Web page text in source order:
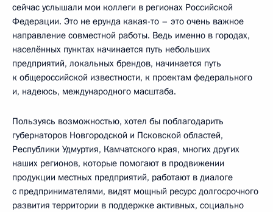
сейчас услышали мои коллеги в регионах Российской
Федерации. Это не ерунда какая-то – это очень важное
направление совместной работы. Ведь именно в городах,
населённых пунктах начинается путь небольших
предприятий, локальных брендов, начинается путь
к общероссийской известности, к проектам федерального
и, надеюсь, международного масштаба.
Пользуясь возможностью, хотел бы поблагодарить
губернаторов Новгородской и Псковской областей,
Республики Удмуртия, Камчатского края, многих других
наших регионов, которые помогают в продвижении
продукции местных предприятий, работают в диалоге
с предпринимателями, видят мощный ресурс долгосрочного
развития территории в поддержке активных, социально